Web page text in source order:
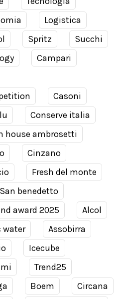
Logistica
Spritz
Succhi
Campari
Casoni
Conserve italia
house ambrosetti
Cinzano
Fresh del monte
San benedetto
award 2025
Alcol
water
Assobirra
Icecube
Trend25
Boem
Circana